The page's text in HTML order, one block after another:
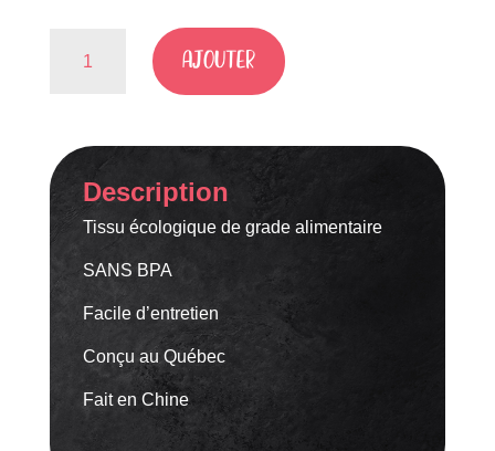
initial
était :
8.99$.
actuel
est :
5.00$.
peu,
beaucoup,
trop
AJOUTER
Description
Tissu écologique de grade alimentaire
SANS BPA
Facile d’entretien
Conçu au Québec
Fait en Chine